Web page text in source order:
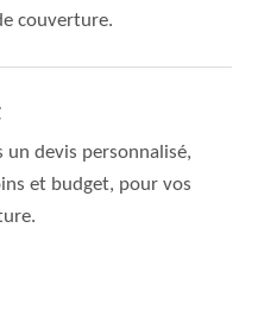
couverture.
un devis personnalisé,
et budget, pour vos